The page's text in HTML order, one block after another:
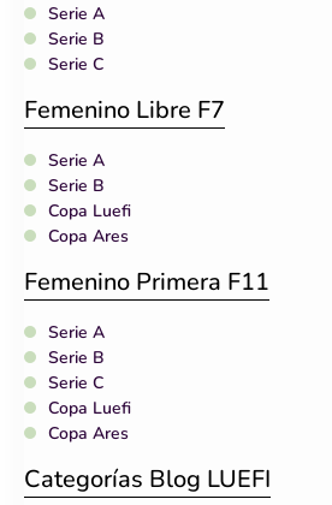
Serie A
Serie B
Serie C
Femenino Libre F7
Serie A
Serie B
Copa Luefi
Copa Ares
Femenino Primera F11
Serie A
Serie B
Serie C
Copa Luefi
Copa Ares
Categorías Blog LUEFI